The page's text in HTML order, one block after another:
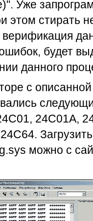
Уже
этом стирать
будет
данного
с
24C01A,
можно с